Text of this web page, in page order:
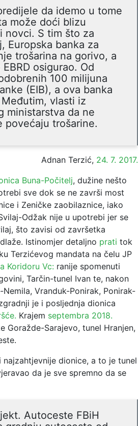
da idemo u tome
može doći blizu
novci. S tim što za
Europska banka za
trošarina na gorivo, a
osigurao. Od
100 milijuna
(EIB), a ova banka
vlasti iz
ministarstva da ne
povećaju trošarine.
Adnan Terzić, 24. 7. 2017.
Buna-Počitelj, dužine nešto
sve dok se ne završi most
i Zeničke zaobilaznice, iako
Odžak nije u upotrebi jer se
što zavisi od završetka
Istinomjer detaljno prati tok
Terzićevog mandata na čelu JP
Koridoru Vc: ranije spomenuti
Tarčin-tunel Ivan te, nakon
Vranduk-Ponirak, Ponirak-
je i posljednja dionica
Krajem septembra 2018.
Goražde-Sarajevo, tunel Hranjen,
dionice, a to je tunel
da je sve spremno da se
Autoceste FBiH